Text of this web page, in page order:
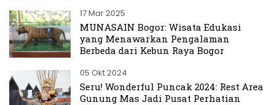
17 Mar 2025
MUNASAIN Bogor: Wisata Edukasi
yang Menawarkan Pengalaman
Berbeda dari Kebun Raya Bogor
05 Okt 2024
Seru! Wonderful Puncak 2024: Rest Area
Gunung Mas Jadi Pusat Perhatian